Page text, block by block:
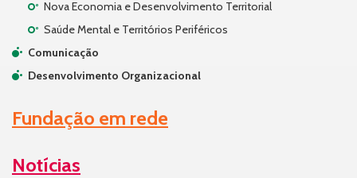
Nova Economia e Desenvolvimento Territorial
Saúde Mental e Territórios Periféricos
Comunicação
Desenvolvimento Organizacional
Fundação em rede
Notícias